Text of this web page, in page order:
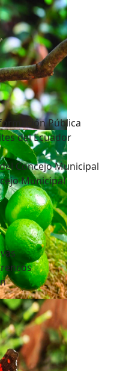
Pública
del Ecuador
Concejo Municipal
Municipal